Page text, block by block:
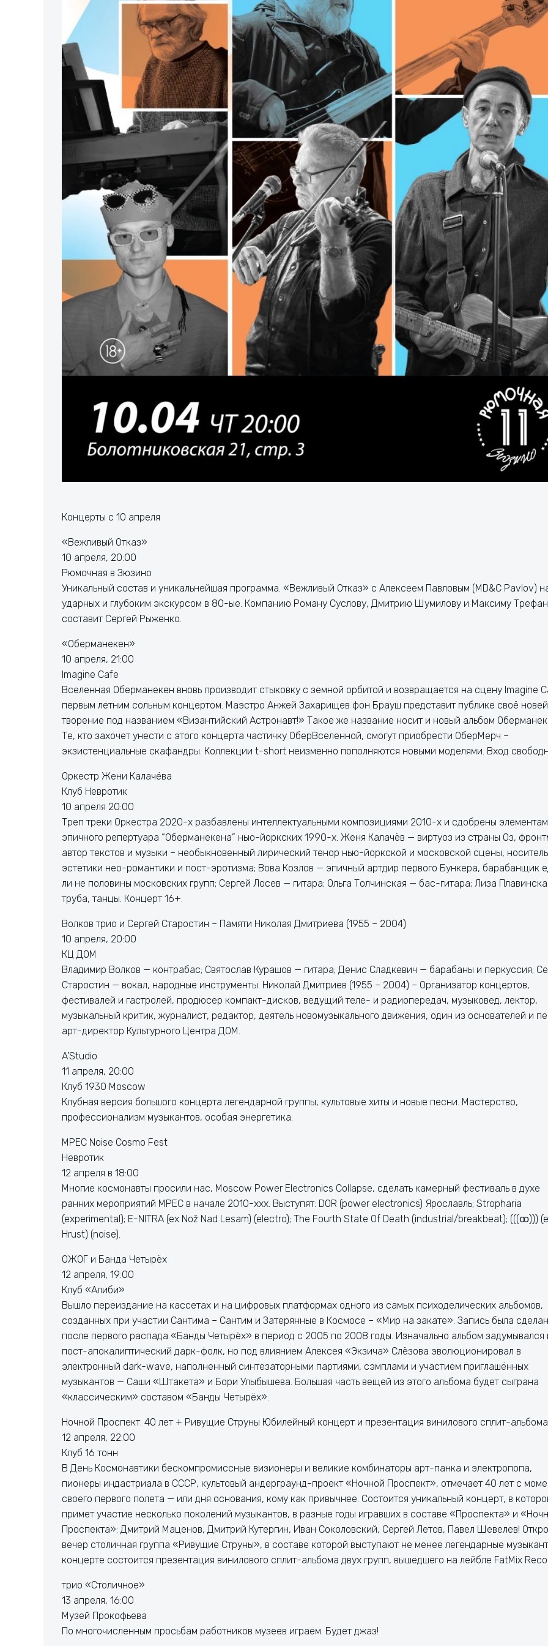
Концерты с 10 апреля
«Вежливый Отказ»
10 апреля, 20:00
Рюмочная в Зюзино
Уникальный состав и уникальнейшая программа. «Вежливый Отказ» с Алексеем Павловым (MD&C Pavlov)
ударных и глубоким экскурсом в 80-ые. Компанию Роману Суслову, Дмитрию Шумилову и Максиму
составит Сергей Рыженко.
«Оберманекен»
10 апреля, 21:00
Imagine Cafe
Вселенная Оберманекен вновь производит стыковку с земной орбитой и возвращается на сцену Imagine
первым летним сольным концертом. Маэстро Анжей Захарищев фон Брауш представит публике своё
творение под названием «Византийский Астронавт!» Такое же название носит и новый альбом
Те, кто захочет унести с этого концерта частичку ОберВселенной, смогут приобрести ОберМерч –
экзистенциальные скафандры. Коллекции t-short неизменно пополняются новыми моделями. Вход
Оркестр Жени Калачёва
Клуб Невротик
10 апреля 20:00
Треп треки Оркестра 2020-х разбавлены интеллектуальными композициями 2010-х и сдобрены
эпичного репертуара “Оберманекена” нью-йоркских 1990-х. Женя Калачёв — виртуоз из страны Оз,
автор текстов и музыки – необыкновенный лирический тенор нью-йоркской и московской сцены, носитель
эстетики нео-романтики и пост-эротизма; Вова Козлов — эпичный артдир первого Бункера, барабанщик
ли не половины московских групп; Сергей Лосев — гитара; Ольга Толчинская — бас-гитара; Лиза
труба, танцы. Концерт 16+.
Волков трио и Сергей Старостин – Памяти Николая Дмитриева (1955 – 2004)
10 апреля, 20:00
КЦ ДОМ
Владимир Волков — контрабас; Святослав Курашов — гитара; Денис Сладкевич — барабаны и перкуссия;
Старостин — вокал, народные инструменты. Николай Дмитриев (1955 – 2004) – Организатор концертов,
фестивалей и гастролей, продюсер компакт-дисков, ведущий теле- и радиопередач, музыковед, лектор,
музыкальный критик, журналист, редактор, деятель новомузыкального движения, один из основателей и
арт-директор Культурного Центра ДОМ.
A’Studio
11 апреля, 20:00
Клуб 1930 Moscow
Клубная версия большого концерта легендарной группы, культовые хиты и новые песни. Мастерство,
профессионализм музыкантов, особая энергетика.
MPEC Noise Cosmo Fest
Невротик
12 апреля в 18:00
Многие космонавты просили нас, Moscow Power Electronics Collapse, сделать камерный фестиваль в духе
ранних мероприятий MPEC в начале 2010-ххх. Выступят: DOR (power electronics) Ярославль; Stropharia
(experimental); E-NITRA (ex Nož Nad Lesam) (electro); The Fourth State Of Death (industrial/breakbeat); (((ꝏ)))
Hrust) (noise).
ОЖОГ и Банда Четырёх
12 апреля, 19:00
Клуб «Алиби»
Вышло переиздание на кассетах и на цифровых платформах одного из самых психоделических альбомов,
созданных при участии Сантима – Сантим и Затерянные в Космосе – «Мир на закате». Запись была
после первого распада «Банды Четырёх» в период с 2005 по 2008 годы. Изначально альбом задумывался
пост-апокалиптический дарк-фолк, но под влиянием Алексея «Экзича» Слёзова эволюционировал в
электронный dark-wave, наполненный синтезаторными партиями, сэмплами и участием приглашённых
музыкантов — Саши «Штакета» и Бори Улыбышева. Большая часть вещей из этого альбома будет сыграна
«классическим» составом «Банды Четырёх».
Ночной Проспект. 40 лет + Ривущие Струны Юбилейный концерт и презентация винилового сплит-альбома
12 апреля, 22:00
Клуб 16 тонн
В День Космонавтики бескомпромиссные визионеры и великие комбинаторы арт-панка и электропопа,
пионеры индастриала в СССР, культовый андерграунд-проект «Ночной Проспект», отмечает 40 лет с
своего первого полета — или дня основания, кому как привычнее. Состоится уникальный концерт, в
примет участие несколько поколений музыкантов, в разные годы игравших в составе «Проспекта» и
Проспекта»: Дмитрий Маценов, Дмитрий Кутергин, Иван Соколовский, Сергей Летов, Павел Шевелев!
вечер столичная группа «Ривущие Струны», в составе которой выступают не менее легендарные
концерте состоится презентация винилового сплит-альбома двух групп, вышедшего на лейбле FatMix
трио «Столичное»
13 апреля, 16:00
Музей Прокофьева
По многочисленным просьбам работников музеев играем. Будет джаз!